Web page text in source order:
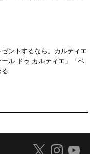
ントするなら。カルティエ
ール ドゥ カルティエ」「ベ